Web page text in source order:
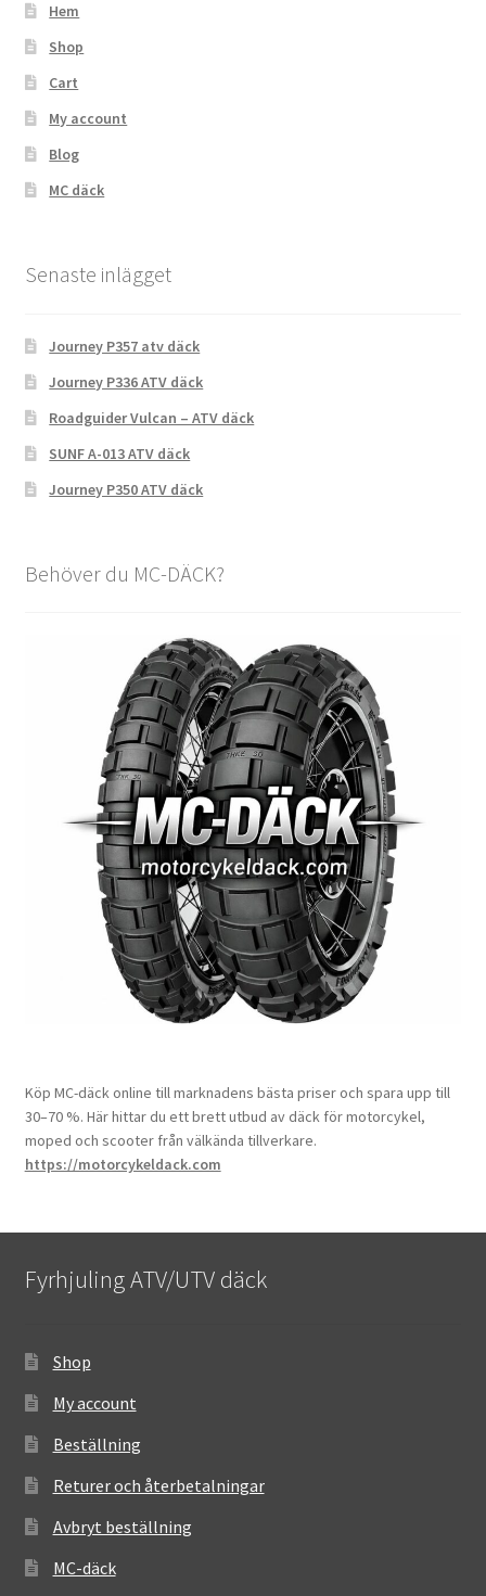
Hem
Shop
Cart
My account
Blog
MC däck
Senaste inlägget
Journey P357 atv däck
Journey P336 ATV däck
Roadguider Vulcan – ATV däck
SUNF A-013 ATV däck
Journey P350 ATV däck
Behöver du MC-DÄCK?
Köp MC-däck online till marknadens bästa priser och spara upp till
30–70 %. Här hittar du ett brett utbud av däck för motorcykel,
moped och scooter från välkända tillverkare.
https://motorcykeldack.com
Fyrhjuling ATV/UTV däck
Shop
My account
Beställning
Returer och återbetalningar
Avbryt beställning
MC-däck